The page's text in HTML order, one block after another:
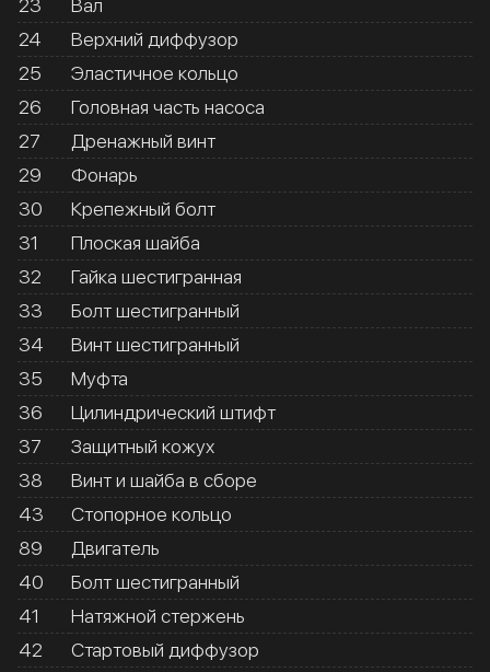
23
Вал
24
Верхний диффузор
25
Эластичное кольцо
26
Головная часть насоса
27
Дренажный винт
29
Фонарь
30
Крепежный болт
31
Плоская шайба
32
Гайка шестигранная
33
Болт шестигранный
34
Винт шестигранный
35
Муфта
36
Цилиндрический штифт
37
Защитный кожух
38
Винт и шайба в сборе
43
Стопорное кольцо
89
Двигатель
40
Болт шестигранный
41
Натяжной стержень
42
Стартовый диффузор